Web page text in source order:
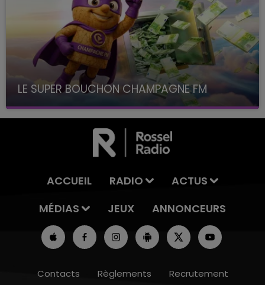
LE SUPER BOUCHON CHAMPAGNE FM
avec La Famille Champagne FM, à 8H10
ACCUEIL RADIO
ACTUS
MÉDIAS
JEUX ANNONCEURS
Contacts Règlements
Recrutement